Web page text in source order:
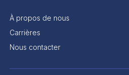
À propos de nous
Carrières
Nous contacter